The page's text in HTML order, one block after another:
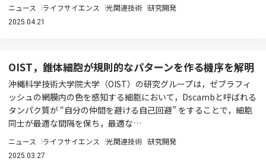
ニュース ライフサイエンス 光関連技術 研究開発
2025.04.21
OIST，錐体細胞が規則的なパターンを作る機序を解明
沖縄科学技術大学院大学（OIST）の研究グループは，ゼブラフィ
ッシュの網膜内の色を感知する細胞において，Dscambと呼ばれる
タンパク質が “自分の仲間を避ける自己回避” をすることで，細胞
同士が最適な間隔を保ち，最適な…
ニュース ライフサイエンス 光関連技術 研究開発
2025.03.27